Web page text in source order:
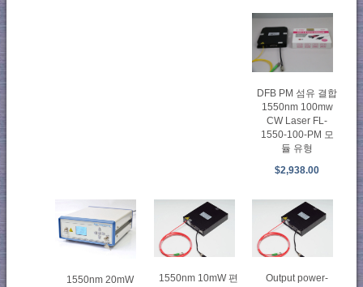
DFB PM 섬유 결합
1550nm 100mw
CW Laser FL-
1550-100-PM 모
듈 유형
$2,938.00
1550nm 20mW
1550nm 10mW 편
Output power-